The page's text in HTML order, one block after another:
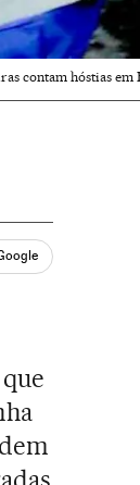
contam hóstias em